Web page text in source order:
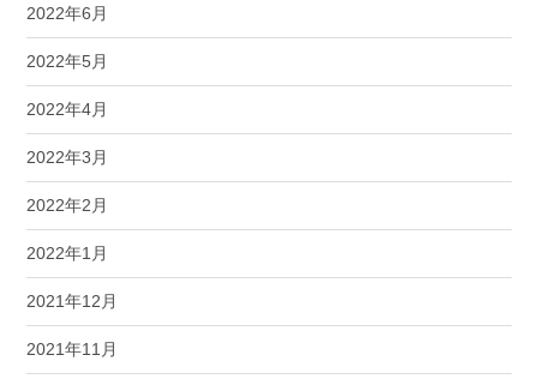
2022年6月
2022年5月
2022年4月
2022年3月
2022年2月
2022年1月
2021年12月
2021年11月